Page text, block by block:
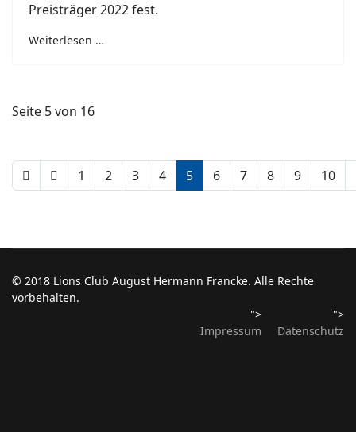
Preisträger 2022 fest.
Weiterlesen …
Seite 5 von 16
1 2 3 4 5 6 7 8 9 10
© 2018 Lions Club August Hermann Francke. Alle Rechte
vorbehalten.
">
Impressum
">
Datenschutz